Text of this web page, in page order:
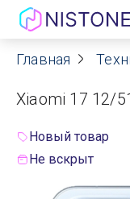
Акции
О нас
Договор
Главная
Xiaomi 17 12/
Новый товар
Не вскрыт